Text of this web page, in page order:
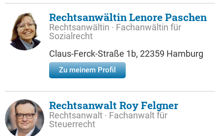
Rechtsanwältin Lenore Paschen
Rechtsanwältin · Fachanwältin für
Sozialrecht
Claus-Ferck-Straße 1b, 22359 Hamburg
Zu meinem Profil
Rechtsanwalt Roy Felgner
Rechtsanwalt · Fachanwalt für
Steuerrecht